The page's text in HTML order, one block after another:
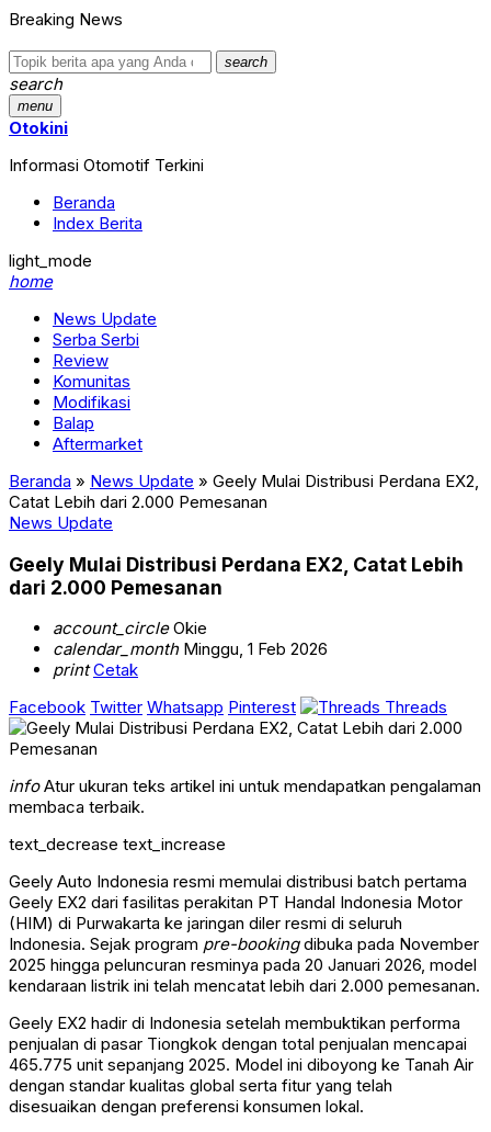
Breaking News
search
search
menu
Otokini
Informasi Otomotif Terkini
Beranda
Index Berita
light_mode
home
News Update
Serba Serbi
Review
Komunitas
Modifikasi
Balap
Aftermarket
Beranda » News Update » Geely Mulai Distribusi Perdana EX2,
Catat Lebih dari 2.000 Pemesanan
News Update
Geely Mulai Distribusi Perdana EX2, Catat Lebih
dari 2.000 Pemesanan
account_circleOkie
calendar_monthMinggu, 1 Feb 2026
print Cetak
Facebook Twitter Whatsapp Pinterest Threads
infoAtur ukuran teks artikel ini untuk mendapatkan pengalaman
membaca terbaik.
text_decrease text_increase
Geely Auto Indonesia resmi memulai distribusi batch pertama
Geely EX2 dari fasilitas perakitan PT Handal Indonesia Motor
(HIM) di Purwakarta ke jaringan diler resmi di seluruh
Indonesia. Sejak program pre-bookingdibuka pada November
2025 hingga peluncuran resminya pada 20 Januari 2026, model
kendaraan listrik ini telah mencatat lebih dari 2.000 pemesanan.
Geely EX2 hadir di Indonesia setelah membuktikan performa
penjualan di pasar Tiongkok dengan total penjualan mencapai
465.775 unit sepanjang 2025. Model ini diboyong ke Tanah Air
dengan standar kualitas global serta fitur yang telah
disesuaikan dengan preferensi konsumen lokal.